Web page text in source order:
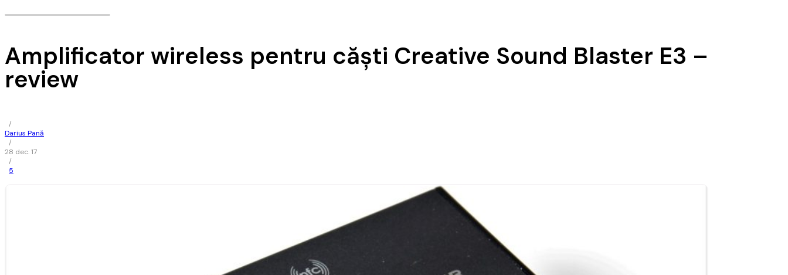
Amplificator wireless pentru căști Creative Sound Blaster E3 –
review
/
Darius Pană
/
28 dec. 17
/
5